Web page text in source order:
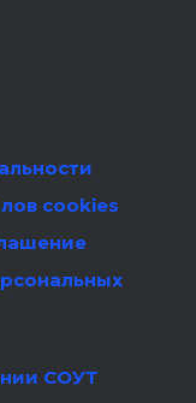
cookies
СОУТ